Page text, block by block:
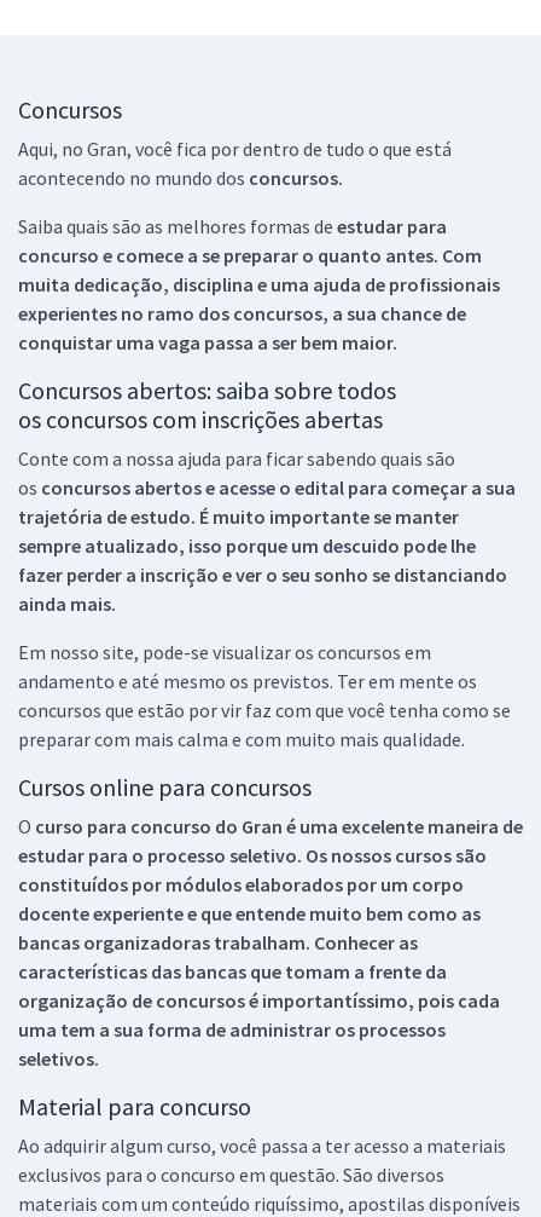
Concursos
Aqui, no Gran, você fica por dentro de tudo o que está
acontecendo no mundo dos concursos.
Saiba quais são as melhores formas de estudar para
concurso e comece a se preparar o quanto antes. Com
muita dedicação, disciplina e uma ajuda de profissionais
experientes no ramo dos concursos, a sua chance de
conquistar uma vaga passa a ser bem maior.
Concursos abertos: saiba sobre todos
os concursos com inscrições abertas
Conte com a nossa ajuda para ficar sabendo quais são
os concursos abertos e acesse o edital para começar a sua
trajetória de estudo. É muito importante se manter
sempre atualizado, isso porque um descuido pode lhe
fazer perder a inscrição e ver o seu sonho se distanciando
ainda mais.
Em nosso site, pode-se visualizar os concursos em
andamento e até mesmo os previstos. Ter em mente os
concursos que estão por vir faz com que você tenha como se
preparar com mais calma e com muito mais qualidade.
Cursos online para concursos
O curso para concurso do Gran é uma excelente maneira de
estudar para o processo seletivo. Os nossos cursos são
constituídos por módulos elaborados por um corpo
docente experiente e que entende muito bem como as
bancas organizadoras trabalham. Conhecer as
características das bancas que tomam a frente da
organização de concursos é importantíssimo, pois cada
uma tem a sua forma de administrar os processos
seletivos.
Material para concurso
Ao adquirir algum curso, você passa a ter acesso a materiais
exclusivos para o concurso em questão. São diversos
materiais com um conteúdo riquíssimo, apostilas disponíveis